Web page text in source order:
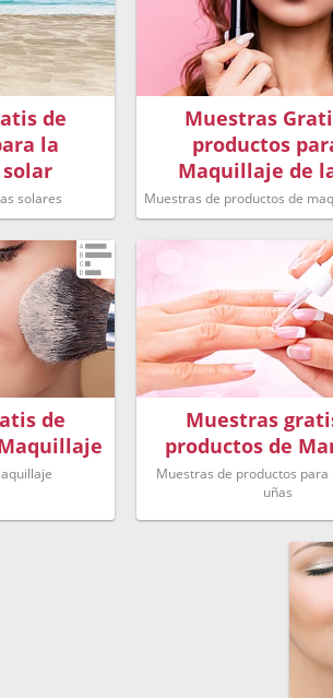
de
la
solares
Muestras
productos
Maquillaje de
Muestras de productos de
de
Muestras
productos de
Muestras de productos para
uñas